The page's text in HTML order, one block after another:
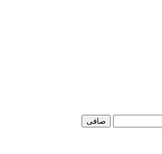
صافی